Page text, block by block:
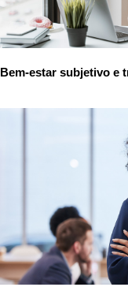
Bem-estar subjetivo e